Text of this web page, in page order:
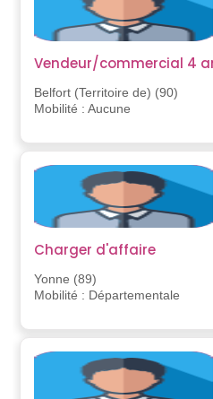
Vendeur/commercial 4
Belfort (Territoire de) (90)
Mobilité : Aucune
Charger d'affaire
Yonne (89)
Mobilité : Départementale